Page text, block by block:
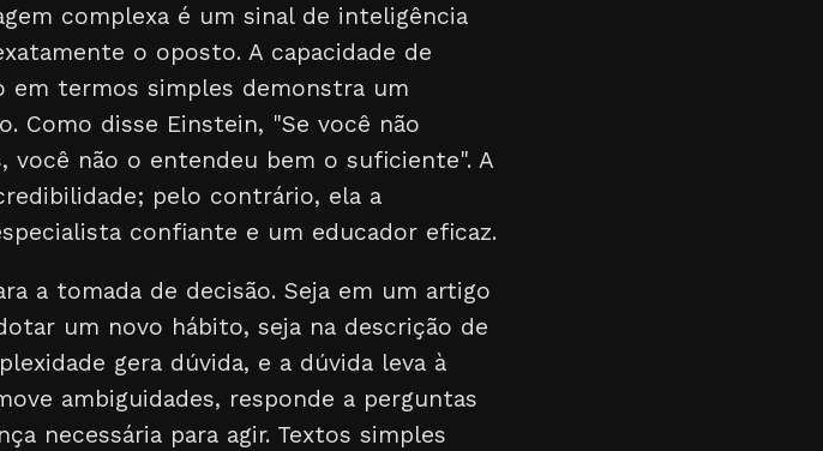
complexa é um sinal de inteligência
o oposto. A capacidade de
termos simples demonstra um
Como disse Einstein, "Se você não
você não o entendeu bem o suficiente". A
pelo contrário, ela a
confiante e um educador eficaz.
a tomada de decisão. Seja em um artigo
um novo hábito, seja na descrição de
gera dúvida, e a dúvida leva à
ambiguidades, responde a perguntas
necessária para agir. Textos simples